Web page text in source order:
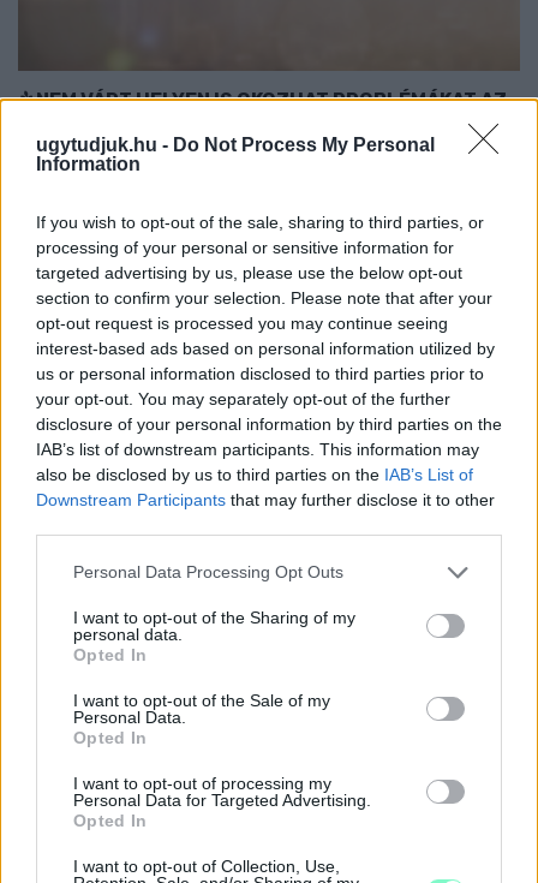
ugytudjuk.hu - Do Not Process My Personal
Information
If you wish to opt-out of the sale, sharing to third parties, or
processing of your personal or sensitive information for
targeted advertising by us, please use the below opt-out
section to confirm your selection. Please note that after your
opt-out request is processed you may continue seeing
interest-based ads based on personal information utilized by
us or personal information disclosed to third parties prior to
your opt-out. You may separately opt-out of the further
disclosure of your personal information by third parties on the
IAB’s list of downstream participants. This information may
also be disclosed by us to third parties on the IAB’s List of
Downstream Participants that may further disclose it to other
Please note that this website/app uses one or more Google
not limited to your visit or usage behaviour. You may click to
grant or deny consent to Google and its third-party tags to
use your data for below specified purposes in below Google
consent section.
Personal Data Processing Opt Outs
I want to opt-out of the Sharing of my
personal data.
Opted In
I want to opt-out of the Sale of my
Personal Data.
Opted In
I want to opt-out of processing my
Personal Data for Targeted Advertising.
Opted In
I want to opt-out of Collection, Use,
NEM VÁRT HELYEN IS OKOZHAT PROBLÉMÁKAT AZ
VESZÉLYFORRÁS
amely irritálhatja a légutakat, ronthatja a tüdő működését és
különösen veszélyes lehet a krónikus betegek számára.
IGAZI RITKASÁG: KILENC NAPPAL KORÁBBAN
NYITJÁK MEG A FELÚJÍTÁS ALATT ÁLLÓ HECSEI ÚTI
Hétfőn hajnali négy órától ismét minden közlekedő használhatja